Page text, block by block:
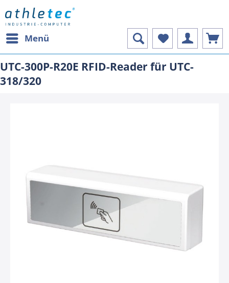
Menü
UTC-300P-R20E RFID-Reader für UTC-
318/320